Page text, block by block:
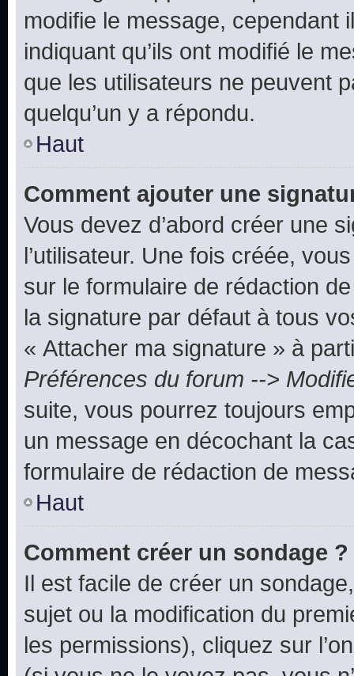
modifie le message, cependant
indiquant qu’ils ont modifié le
que les utilisateurs ne peuvent
quelqu’un y a répondu.
Haut
Comment ajouter une
Vous devez d’abord créer une
l’utilisateur. Une fois créée,
sur le formulaire de rédaction
la signature par défaut à tous
« Attacher ma signature » à
Préférences du forum -->
suite, vous pourrez toujours
un message en décochant la
formulaire de rédaction de
Haut
Comment créer un sondage ?
Il est facile de créer un
sujet ou la modification du
les permissions), cliquez sur